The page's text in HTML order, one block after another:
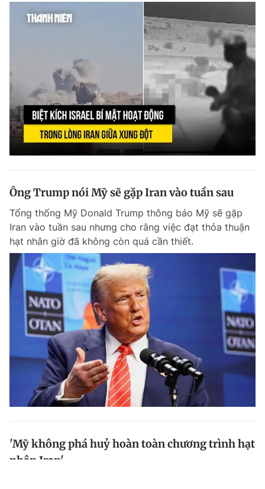
Ông Trump nói Mỹ sẽ gặp Iran vào tuần sau
Tổng thống Mỹ Donald Trump thông báo Mỹ sẽ gặp
Iran vào tuần sau nhưng cho rằng việc đạt thỏa thuận
hạt nhân giờ đã không còn quá cần thiết.
'Mỹ không phá huỷ hoàn toàn chương trình hạt
nhân Iran'